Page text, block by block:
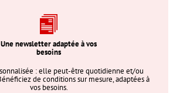
Une newsletter adaptée à vos
besoins
: elle peut-être quotidienne et/ou
de conditions sur mesure, adaptées à
vos besoins.